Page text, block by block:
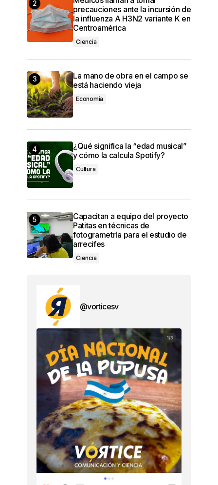
precauciones ante la incursión de
la influenza A H3N2 variante K en
Centroamérica
Ciencia
La mano de obra en el campo se
está haciendo vieja
Economía
¿Qué significa la “edad musical”
y cómo la calcula Spotify?
Cultura
Capacitan a equipo del proyecto
Patitas en técnicas de
fotogrametría para el estudio de
arrecifes
Ciencia
@vorticesv